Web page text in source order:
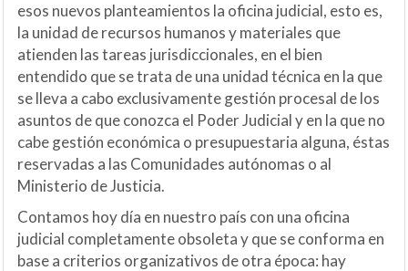
esos nuevos planteamientos la oficina judicial, esto es,
la unidad de recursos humanos y materiales que
atienden las tareas jurisdiccionales, en el bien
entendido que se trata de una unidad técnica en la que
se lleva a cabo exclusivamente gestión procesal de los
asuntos de que conozca el Poder Judicial y en la que no
cabe gestión económica o presupuestaria alguna, éstas
reservadas a las Comunidades autónomas o al
Ministerio de Justicia.
Contamos hoy día en nuestro país con una oficina
judicial completamente obsoleta y que se conforma en
base a criterios organizativos de otra época: hay